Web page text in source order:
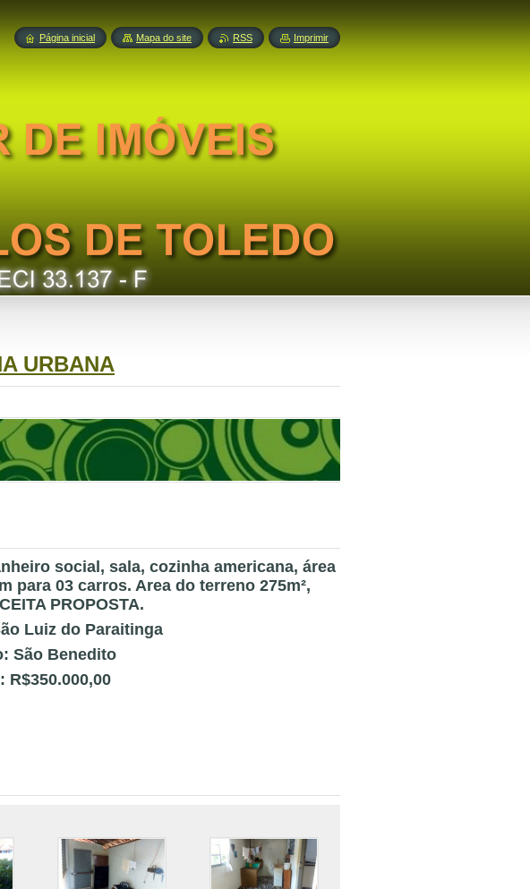
URBANA
social, sala, cozinha americana, área
para 03 carros. Area do terreno 275m²,
PROPOSTA.
Luiz do Paraitinga
São Benedito
R$350.000,00
Página inicial Mapa do site RSS Imprimir